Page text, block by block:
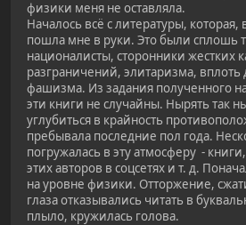
физики меня не оставляла.
Началось всё с литературы, которая,
пошла мне в руки. Это были сплошь
националисты, сторонники жестких
разграничений, элитаризма, вплоть
фашизма. Из задания полученного
эти книги не случайны. Нырять так
углубиться в крайность
пребывала последние пол года.
погружалась в эту атмосферу -
этих авторов в соцсетях и т. д.
на уровне физики. Отторжение,
глаза отказывались читать в
плыло, кружилась голова.